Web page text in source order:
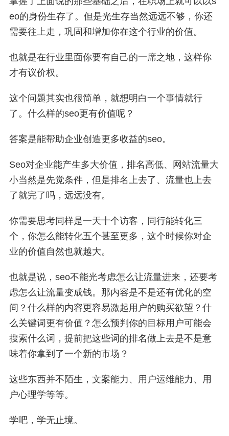
eo的身份生存了。但是光生存当然远远不够，你还
需要往上走，巩固和增加你在这个行业的价值。
也就是在行业里面你要有自己的一席之地，这样你
才有议价权。
这个问题其实也很简单，就想明白一个事情就行
了。什么样的seo更有价值呢？
答案是能帮助企业创造更多收益的seo。
Seo对企业能产生多大价值，排名高低、网站流量大
小当然是先觉条件，但是排名上去了、流量也上去
了就完了吗，远远没有。
你需要思考同样是一天十个访客，同行能转化三
个，你怎么能转化五个甚至更多，这个时候你对企
业的价值自然也就越大。
也就是说，seo不能光考虑怎么让流量进来，还要考
虑怎么让流量变成钱。那内容是不是还有优化的空
间？什么样的内容更容易激起用户的购买欲望？什
么关键词更有价值？怎么预判你的目标用户可能会
搜索什么词，提前把这些词的排名做上去是不是意
味着你拿到了一个新的市场？
这些东西并不陌生，文案能力、用户运维能力、用
户心理学等等。
学吧，学无止境。